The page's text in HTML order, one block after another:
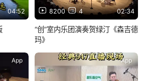
04:52 8200 4 02:34
“创”室内乐团演奏贺绿汀《森吉德
玛》
App App